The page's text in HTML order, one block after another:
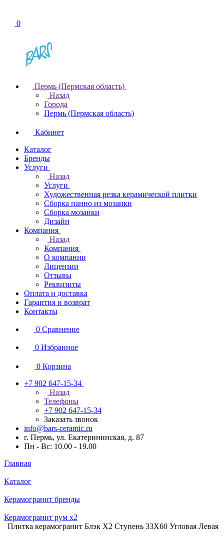
0
Пермь (Пермская область)
Назад
Города
Пермь (Пермская область)
Кабинет
Каталог
Бренды
Услуги
Назад
Услуги
Художественная резка керамической плитки
Сборка панно из мозаики
Сборка мозаики
Дизайн
Компания
Назад
Компания
О компании
Лицензии
Отзывы
Реквизиты
Оплата и доставка
Гарантия и возврат
Контакты
0 Сравнение
0 Избранное
0 Корзина
+7 902 647-15-34
Назад
Телефоны
+7 902 647-15-34
Заказать звонок
info@bars-ceramic.ru
г. Пермь, ул. Екатерининская, д. 87
Пн - Вс: 10.00 - 19.00
Главная
Каталог
Керамогранит бренды
Керамогранит рум x2
Плитка керамогранит Блэк Х2 Ступень 33X60 Угловая Левая